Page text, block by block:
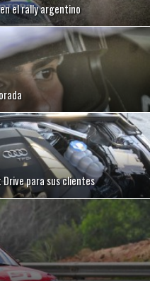
el rally argentino
para sus clientes